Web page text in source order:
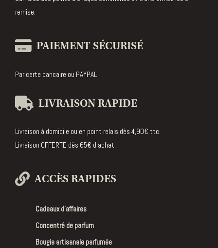
remise.
PAIEMENT SÉCURISÉ
Par carte bancaire ou PAYPAL
LIVRAISON RAPIDE
Livraison à domicile ou en point relais dès 4,90€ ttc.
Livraison OFFERTE dès 65€ d’achat.
ACCÈS RAPIDES
Cadeaux d’affaires
Concentré de parfum
Bougie artisanale parfumée